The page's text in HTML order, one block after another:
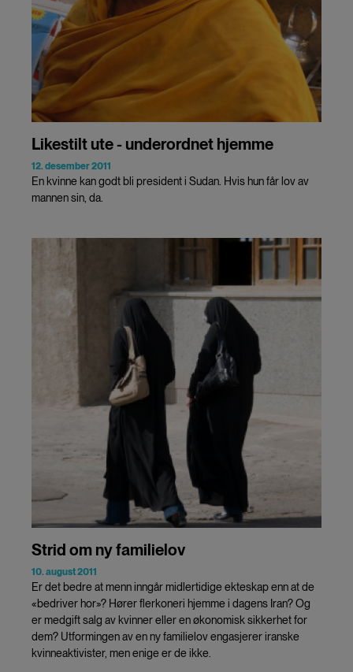
Likestilt ute - underordnet hjemme
12. desember 2011
En kvinne kan godt bli president i Sudan. Hvis hun får lov av
mannen sin, da.
Strid om ny familielov
10. august 2011
Er det bedre at menn inngår midlertidige ekteskap enn at de
«bedriver hor»? Hører flerkoneri hjemme i dagens Iran? Og
er medgift salg av kvinner eller en økonomisk sikkerhet for
dem? Utformingen av en ny familielov engasjerer iranske
kvinneaktivister, men enige er de ikke.